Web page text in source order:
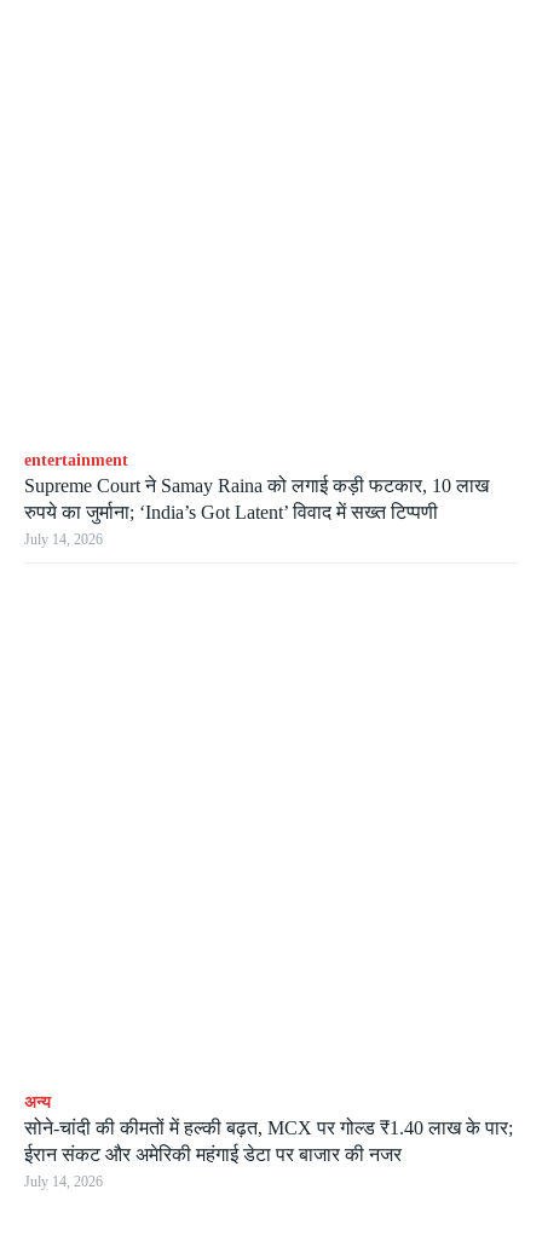
entertainment
Supreme Court ने Samay Raina को लगाई कड़ी फटकार, 10 लाख
रुपये का जुर्माना; ‘India’s Got Latent’ विवाद में सख्त टिप्पणी
July 14, 2026
अन्य
सोने-चांदी की कीमतों में हल्की बढ़त, MCX पर गोल्ड ₹1.40 लाख के पार;
ईरान संकट और अमेरिकी महंगाई डेटा पर बाजार की नजर
July 14, 2026